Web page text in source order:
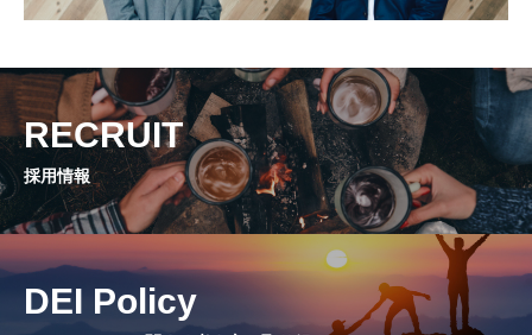
PRESIDENT
Service
サービス紹介
MEMBERS
CROSS TALK
RECRUIT
採用情報
DEI Policy